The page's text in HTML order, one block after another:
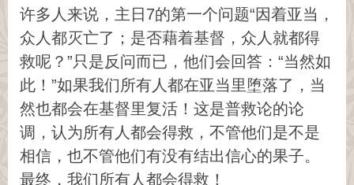
许多人来说，主日7的第一个问题“因着亚当，
众人都灭亡了；是否藉着基督，众人就都得
救呢？”只是反问而已，他们会回答：“当然如
此！”如果我们所有人都在亚当里堕落了，当
然也都会在基督里复活！这是普救论的论
调，认为所有人都会得救，不管他们是不是
相信，也不管他们有没有结出信心的果子。
最终，我们所有人都会得救！